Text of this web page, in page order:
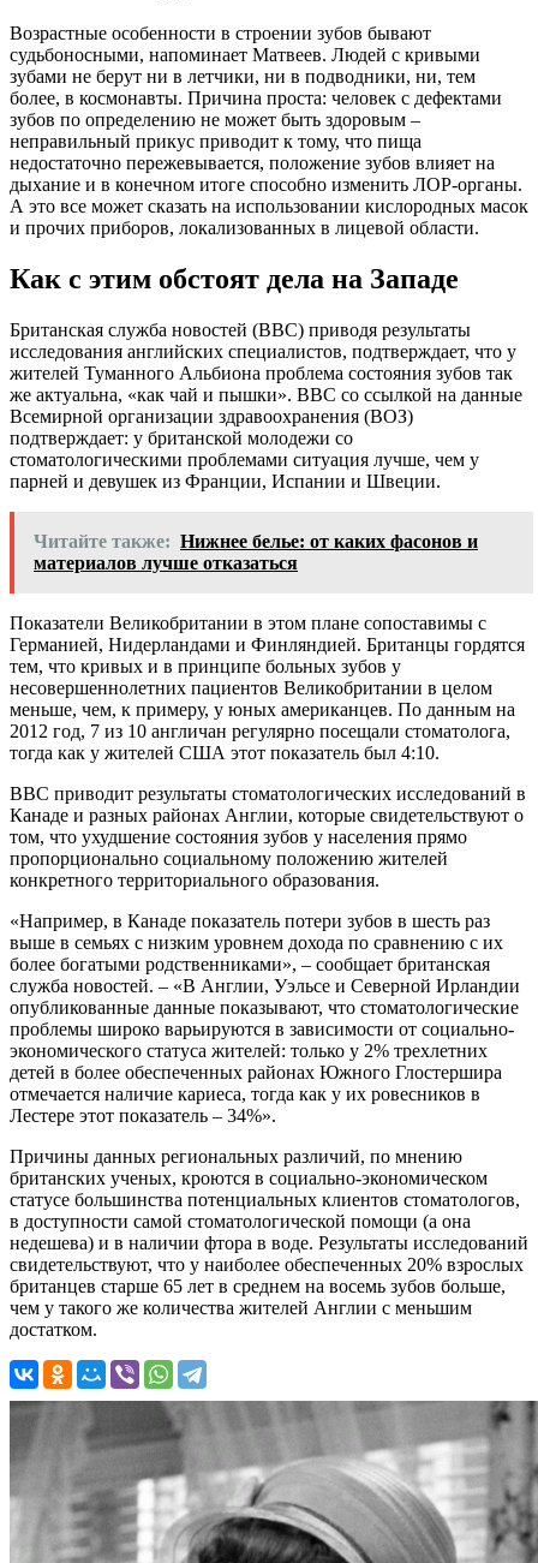
Возрастные особенности в строении зубов бывают
судьбоносными, напоминает Матвеев. Людей с кривыми
зубами не берут ни в летчики, ни в подводники, ни, тем
более, в космонавты. Причина проста: человек с дефектами
зубов по определению не может быть здоровым –
неправильный прикус приводит к тому, что пища
недостаточно пережевывается, положение зубов влияет на
дыхание и в конечном итоге способно изменить ЛОР-органы.
А это все может сказать на использовании кислородных масок
и прочих приборов, локализованных в лицевой области.
Как с этим обстоят дела на Западе
Британская служба новостей (ВВС) приводя результаты
исследования английских специалистов, подтверждает, что у
жителей Туманного Альбиона проблема состояния зубов так
же актуальна, «как чай и пышки». ВВС со ссылкой на данные
Всемирной организации здравоохранения (ВОЗ)
подтверждает: у британской молодежи со
стоматологическими проблемами ситуация лучше, чем у
парней и девушек из Франции, Испании и Швеции.
Читайте также: Нижнее белье: от каких фасонов и
материалов лучше отказаться
Показатели Великобритании в этом плане сопоставимы с
Германией, Нидерландами и Финляндией. Британцы гордятся
тем, что кривых и в принципе больных зубов у
несовершеннолетних пациентов Великобритании в целом
меньше, чем, к примеру, у юных американцев. По данным на
2012 год, 7 из 10 англичан регулярно посещали стоматолога,
тогда как у жителей США этот показатель был 4:10.
ВВС приводит результаты стоматологических исследований в
Канаде и разных районах Англии, которые свидетельствуют о
том, что ухудшение состояния зубов у населения прямо
пропорционально социальному положению жителей
конкретного территориального образования.
«Например, в Канаде показатель потери зубов в шесть раз
выше в семьях с низким уровнем дохода по сравнению с их
более богатыми родственниками», – сообщает британская
служба новостей. – «В Англии, Уэльсе и Северной Ирландии
опубликованные данные показывают, что стоматологические
проблемы широко варьируются в зависимости от социально-
экономического статуса жителей: только у 2% трехлетних
детей в более обеспеченных районах Южного Глостершира
отмечается наличие кариеса, тогда как у их ровесников в
Лестере этот показатель – 34%».
Причины данных региональных различий, по мнению
британских ученых, кроются в социально-экономическом
статусе большинства потенциальных клиентов стоматологов,
в доступности самой стоматологической помощи (а она
недешева) и в наличии фтора в воде. Результаты исследований
свидетельствуют, что у наиболее обеспеченных 20% взрослых
британцев старше 65 лет в среднем на восемь зубов больше,
чем у такого же количества жителей Англии с меньшим
достатком.